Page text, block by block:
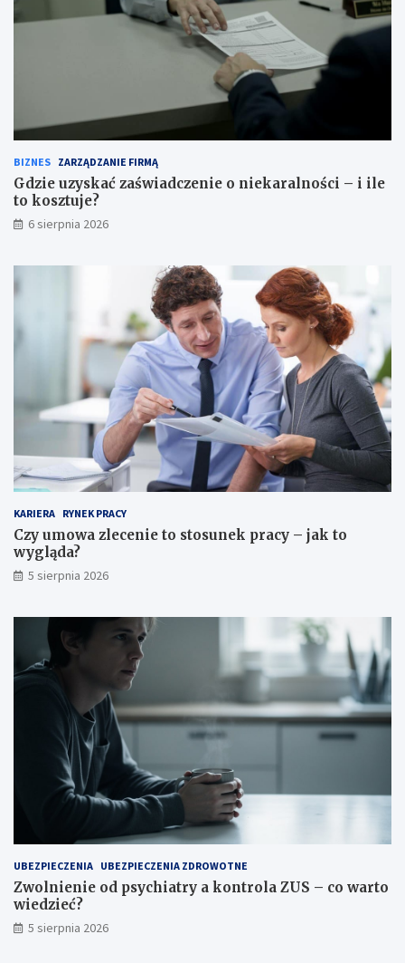
BIZNES ZARZĄDZANIE FIRMĄ
Gdzie uzyskać zaświadczenie o niekaralności – i ile
to kosztuje?
6 sierpnia 2026
KARIERA RYNEK PRACY
Czy umowa zlecenie to stosunek pracy – jak to
wygląda?
5 sierpnia 2026
UBEZPIECZENIA UBEZPIECZENIA ZDROWOTNE
Zwolnienie od psychiatry a kontrola ZUS – co warto
wiedzieć?
5 sierpnia 2026